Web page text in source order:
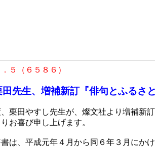
５（６５８６）
田先生、増補新訂『俳句とふるさ
田やすし先生が、燦文社より増補新
お喜び申し上げます。
は、平成元年４月から同６年３月にか